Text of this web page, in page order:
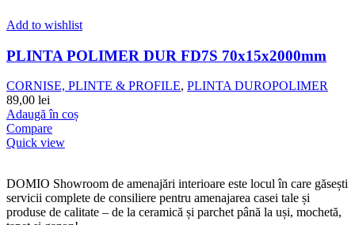
Add to wishlist
PLINTA POLIMER DUR FD7S 70x15x2000mm
CORNISE, PLINTE & PROFILE, PLINTA DUROPOLIMER
89,00 lei
Adaugă în coș
Compare
Quick view
DOMIO Showroom de amenajări interioare este locul în care găsești
servicii complete de consiliere pentru amenajarea casei tale și
produse de calitate – de la ceramică și parchet până la uși, mochetă,